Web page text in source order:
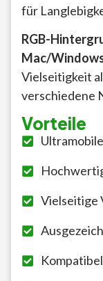
für
RGB-
Mac/
Vielseitigkeit
verschiedene
Vorteile
Vielseitige